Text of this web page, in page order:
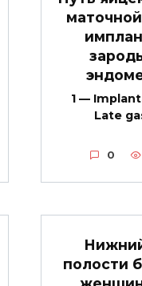
1 —
Late
0
полости